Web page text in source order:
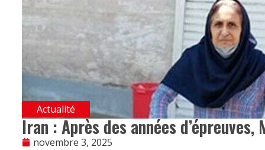
Actualité
Iran : Après des années
novembre 3, 2025